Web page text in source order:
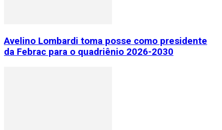
Avelino Lombardi toma posse como presidente
da Febrac para o quadriênio 2026-2030